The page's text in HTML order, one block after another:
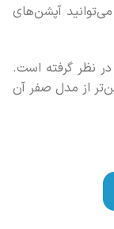
می‌توانید آپشن‌های
نظر گرفته است.
از مدل صفر آن